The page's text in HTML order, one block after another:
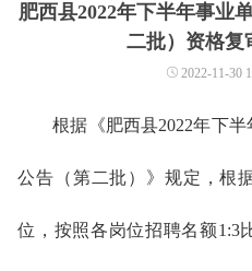
政热点 视频课堂 学员风采
肥西县2022年下半年事业
二批）资格复
2022-11-30
根据《肥西县2022年下
公告（第二批）》规定，根
位，按照各岗位招聘名额1:3